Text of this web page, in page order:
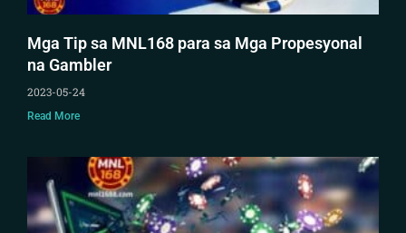
Mga Tip sa MNL168 para sa Mga Propesyonal
na Gambler
2023-05-24
Read More